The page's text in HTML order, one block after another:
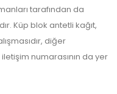
tarafından da
Küp blok antetli kağıt,
diğer
numarasının da yer